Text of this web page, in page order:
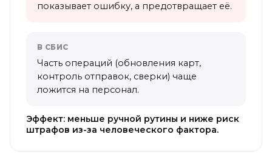
показывает ошибку, а предотвращает её.
В СБИС
Часть операций (обновления карт,
контроль отправок, сверки) чаще
ложится на персонал.
Эффект: меньше ручной рутины и ниже риск
штрафов из-за человеческого фактора.